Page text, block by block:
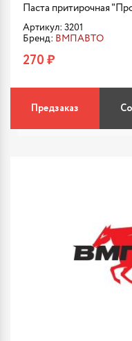
Паста притирочная
Артикул: 3201
Бренд: ВМПАВТО
270 ₽
Предзаказ